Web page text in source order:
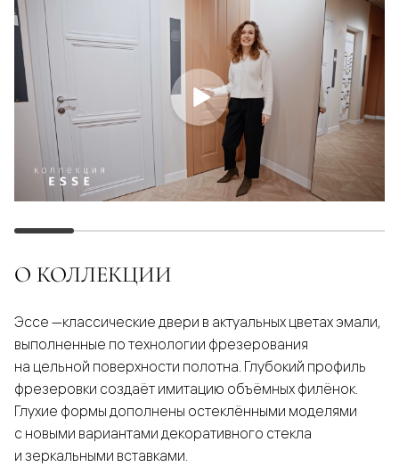
О КОЛЛЕКЦИИ
Эссе —классические двери в актуальных цветах эмали,
выполненные по технологии фрезерования
на цельной поверхности полотна. Глубокий профиль
фрезеровки создаёт имитацию объёмных филёнок.
Глухие формы дополнены остеклёнными моделями
с новыми вариантами декоративного стекла
и зеркальными вставками.